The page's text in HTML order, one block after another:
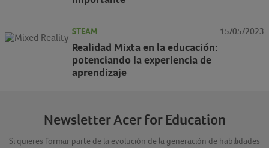
STEAM 15/05/2023
Realidad Mixta en la educación:
potenciando la experiencia de
aprendizaje
Newsletter Acer for Education
Si quieres formar parte de la evolución de la generación de habilidades